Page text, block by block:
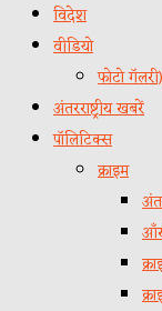
विदेश
वीडियो
फोटो गॅलरी)
अंतरराष्ट्रीय खबरें
पॉलिटिक्स
क्राइम